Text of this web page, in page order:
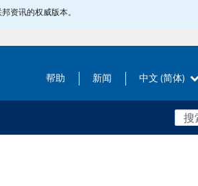
资讯的权威版本。
帮助 新闻 中文 (简体)